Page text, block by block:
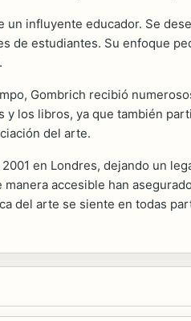
un influyente educador. Se
de estudiantes. Su enfoque
Gombrich recibió
y los libros, ya que también
del arte.
en Londres, dejando un
accesible han
del arte se siente en todas